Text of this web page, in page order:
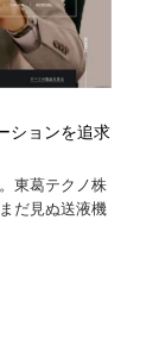
ションを追求
東葛テクノ株
だ見ぬ送液機